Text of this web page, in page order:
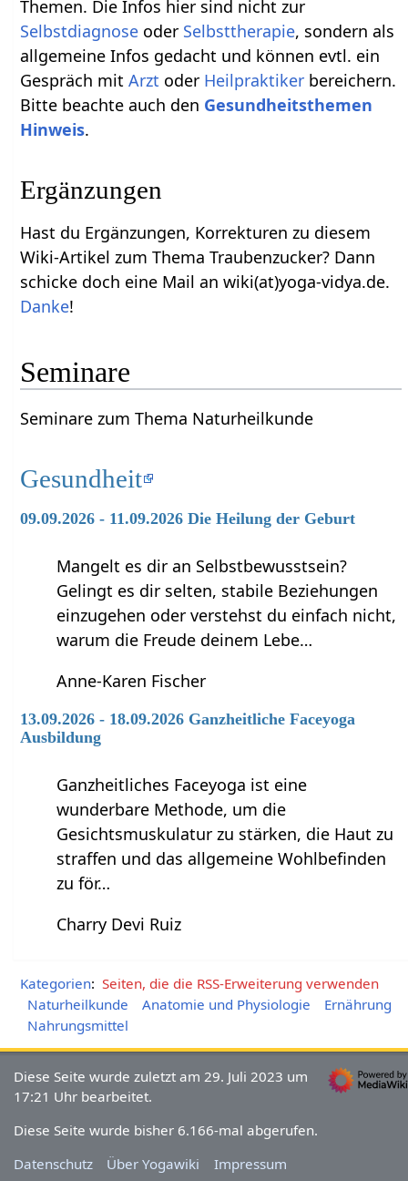
Themen. Die Infos hier sind nicht zur
Selbstdiagnose oder Selbsttherapie, sondern als
allgemeine Infos gedacht und können evtl. ein
Gespräch mitArzt oder Heilpraktiker bereichern.
Bitte beachte auch den Gesundheitsthemen
Hinweis.
Ergänzungen
Hast du Ergänzungen, Korrekturen zu diesem
Wiki-Artikel zum Thema Traubenzucker? Dann
schicke doch eine Mail an wiki(at)yoga-vidya.de.
Danke!
Seminare
Seminare zum Thema Naturheilkunde
Gesundheit
09.09.2026 - 11.09.2026 Die Heilung der Geburt
Mangelt es dir an Selbstbewusstsein?
Gelingt es dir selten, stabile Beziehungen
einzugehen oder verstehst du einfach nicht,
warum die Freude deinem Lebe…
Anne-Karen Fischer
13.09.2026 - 18.09.2026 Ganzheitliche Faceyoga
Ausbildung
Ganzheitliches Faceyoga ist eine
wunderbare Methode, um die
Gesichtsmuskulatur zu stärken, die Haut zu
straffen und das allgemeine Wohlbefinden
zu för…
Charry Devi Ruiz
Kategorien: Seiten, die die RSS-Erweiterung verwenden
Naturheilkunde
Anatomie und Physiologie
Ernährung
Nahrungsmittel
Diese Seite wurde zuletzt am 29. Juli 2023 um
17:21 Uhr bearbeitet.
Diese Seite wurde bisher 6.166-mal abgerufen.
Datenschutz
Über Yogawiki Impressum